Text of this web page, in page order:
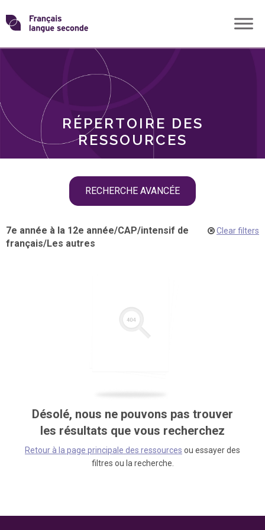
Skip
toTransformons
langue
RÉPERTOIRE DES
RESSOURCES
RECHERCHE AVANCÉE
THÈMES
7e année à la 12e année/CAP/intensif de
français/Les autres
Clear filters
Désolé, nous ne pouvons pas trouver
les résultats que vous recherchez
Retour à la page principale des ressources ou essayer des
filtres ou la recherche.